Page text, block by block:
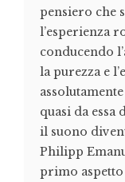
pensiero che
l’esperienza
conducendo
la purezza e
quasi da
il suono
Philipp
primo